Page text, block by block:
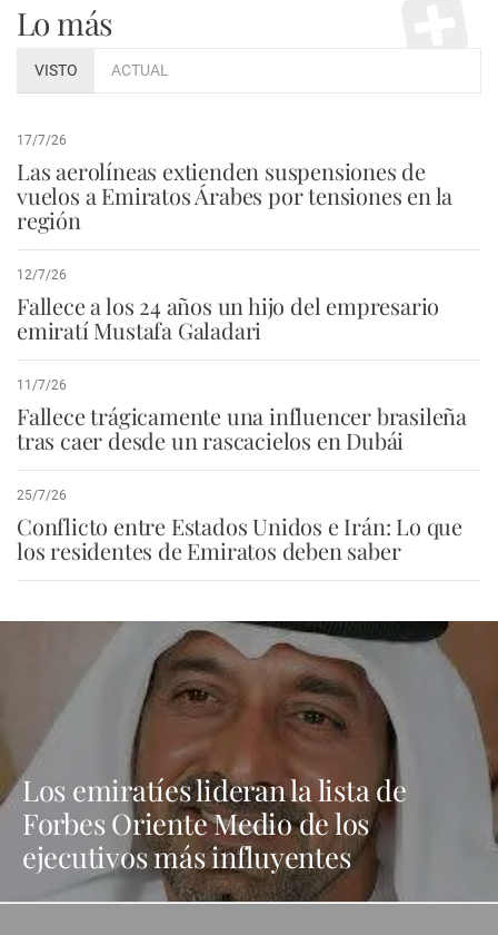
Lo más
VISTO ACTUAL
17/7/26
Las aerolíneas extienden suspensiones de
vuelos a Emiratos Árabes por tensiones en la
región
12/7/26
Fallece a los 24 años un hijo del empresario
emiratí Mustafa Galadari
11/7/26
Fallece trágicamente una influencer brasileña
tras caer desde un rascacielos en Dubái
25/7/26
Conflicto entre Estados Unidos e Irán: Lo que
los residentes de Emiratos deben saber
Los emiratíes lideran la lista de
Forbes Oriente Medio de los
ejecutivos más influyentes